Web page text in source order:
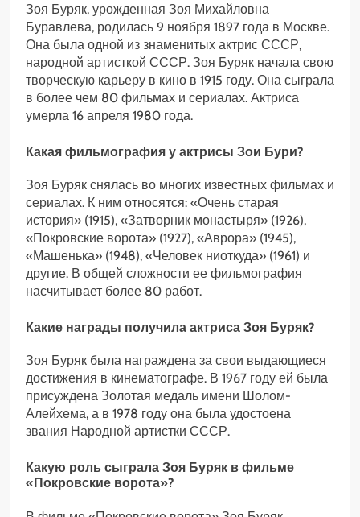
Зоя Буряк, урожденная Зоя Михайловна
Буравлева, родилась 9 ноября 1897 года в Москве.
Она была одной из знаменитых актрис СССР,
народной артисткой СССР. Зоя Буряк начала свою
творческую карьеру в кино в 1915 году. Она сыграла
в более чем 80 фильмах и сериалах. Актриса
умерла 16 апреля 1980 года.
Какая фильмография у актрисы Зои Бури?
Зоя Буряк снялась во многих известных фильмах и
сериалах. К ним относятся: «Очень старая
история» (1915), «Затворник монастыря» (1926),
«Покровские ворота» (1927), «Аврора» (1945),
«Машенька» (1948), «Человек ниоткуда» (1961) и
другие. В общей сложности ее фильмография
насчитывает более 80 работ.
Какие награды получила актриса Зоя Буряк?
Зоя Буряк была награждена за свои выдающиеся
достижения в кинематографе. В 1967 году ей была
присуждена Золотая медаль имени Шолом-
Алейхема, а в 1978 году она была удостоена
звания Народной артистки СССР.
Какую роль сыграла Зоя Буряк в фильме
«Покровские ворота»?